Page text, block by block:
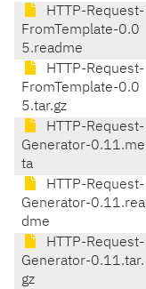
HTTP-Request-
FromTemplate-0.0
5.readme
HTTP-Request-
FromTemplate-0.0
5.tar.gz
HTTP-Request-
Generator-0.11.me
ta
HTTP-Request-
Generator-0.11.rea
dme
HTTP-Request-
Generator-0.11.tar.
gz